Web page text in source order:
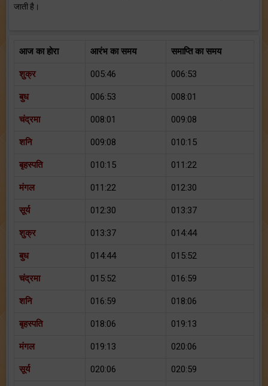
जाती है।
आज का होरा आरंभ का समय समाप्ति का समय
शुक्र 005:46 006:53
बुध 006:53 008:01
चंद्रमा 008:01 009:08
शनि 009:08 010:15
बृहस्पति 010:15 011:22
मंगल 011:22 012:30
सूर्य 012:30 013:37
शुक्र 013:37 014:44
बुध 014:44 015:52
चंद्रमा 015:52 016:59
शनि 016:59 018:06
बृहस्पति 018:06 019:13
मंगल 019:13 020:06
सूर्य 020:06 020:59